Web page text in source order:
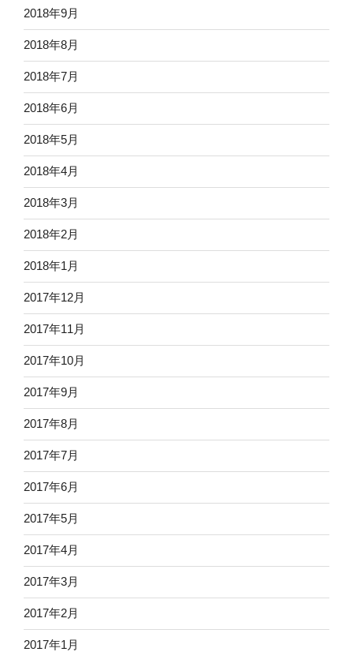
2018年9月
2018年8月
2018年7月
2018年6月
2018年5月
2018年4月
2018年3月
2018年2月
2018年1月
2017年12月
2017年11月
2017年10月
2017年9月
2017年8月
2017年7月
2017年6月
2017年5月
2017年4月
2017年3月
2017年2月
2017年1月